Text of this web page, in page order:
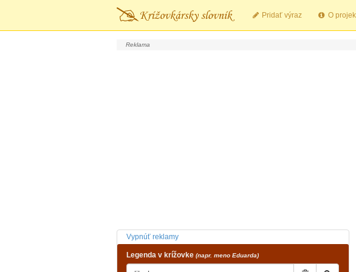
Pridať výraz O
Vypnúť reklamy
Legenda v krížovke (napr. meno Eduarda)